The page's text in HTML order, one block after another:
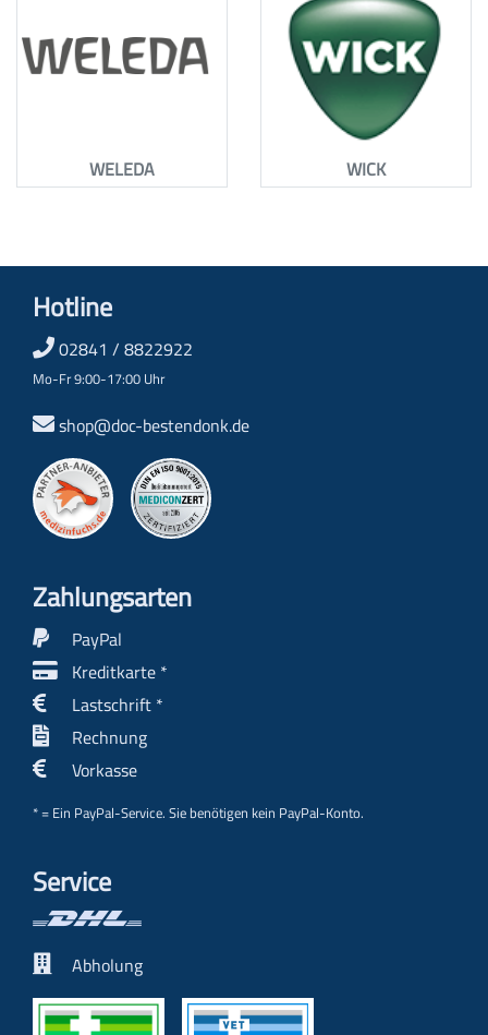
WELEDA WICK
Hotline
02841 / 8822922
Mo-Fr 9:00-17:00 Uhr
shop@doc-bestendonk.de
Zahlungs­arten
PayPal
Kreditkarte *
Lastschrift *
Rechnung
Vorkasse
* = Ein PayPal-Service. Sie benötigen kein PayPal-Konto.
Service
Abholung